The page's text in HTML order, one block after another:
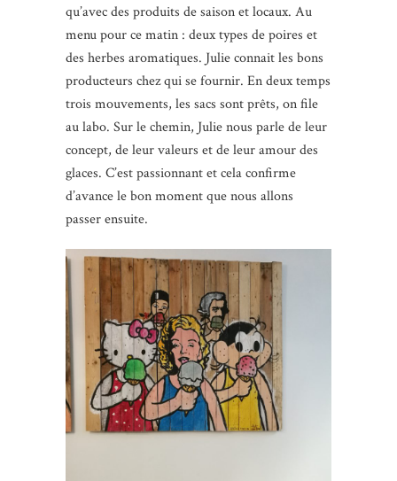
qu’avec des produits de saison et locaux. Au
menu pour ce matin : deux types de poires et
des herbes aromatiques. Julie connait les bons
producteurs chez qui se fournir. En deux temps
trois mouvements, les sacs sont prêts, on file
au labo. Sur le chemin, Julie nous parle de leur
concept, de leur valeurs et de leur amour des
glaces. C’est passionnant et cela confirme
d’avance le bon moment que nous allons
passer ensuite.